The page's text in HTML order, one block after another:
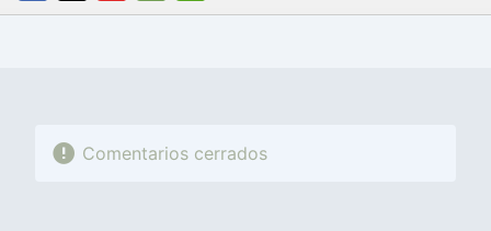
FACEBOOK
TWITTERFLIPBOARD
E-
WHATSAPP
Comentarios cerrados